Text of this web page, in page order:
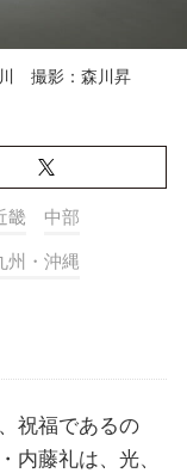
撮影：森川昇
畿 中部
州・沖縄
祝福であるの
内藤礼は、光、